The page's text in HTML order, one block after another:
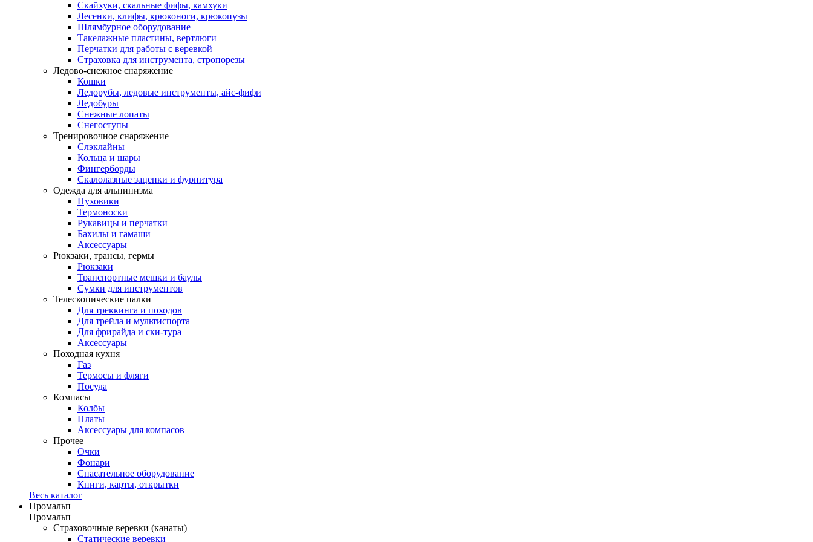
Скайхуки, скальные фифы, камхуки
Лесенки, клифы, крюконоги, крюкопузы
Шлямбурное оборудование
Такелажные пластины, вертлюги
Перчатки для работы с веревкой
Страховка для инструмента, стропорезы
Ледово-снежное снаряжение
Кошки
Ледорубы, ледовые инструменты, айс-фифи
Ледобуры
Снежные лопаты
Снегоступы
Тренировочное снаряжение
Слэклайны
Кольца и шары
Фингерборды
Скалолазные зацепки и фурнитура
Одежда для альпинизма
Пуховики
Термоноски
Рукавицы и перчатки
Бахилы и гамаши
Аксессуары
Рюкзаки, трансы, гермы
Рюкзаки
Транспортные мешки и баулы
Сумки для инструментов
Телескопические палки
Для треккинга и походов
Для трейла и мультиспорта
Для фрирайда и ски-тура
Аксессуары
Походная кухня
Газ
Термосы и фляги
Посуда
Компасы
Колбы
Платы
Аксессуары для компасов
Прочее
Очки
Фонари
Спасательное оборудование
Книги, карты, открытки
Весь каталог
Промальп
Промальп
Страховочные веревки (канаты)
Статические веревки